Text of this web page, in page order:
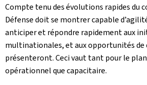
Compte tenu des évolutions rapides du
Défense doit se montrer capable
anticiper et répondre rapidement aux
multinationales, et aux opportunités de
présenteront. Ceci vaut tant pour le
opérationnel que capacitaire.